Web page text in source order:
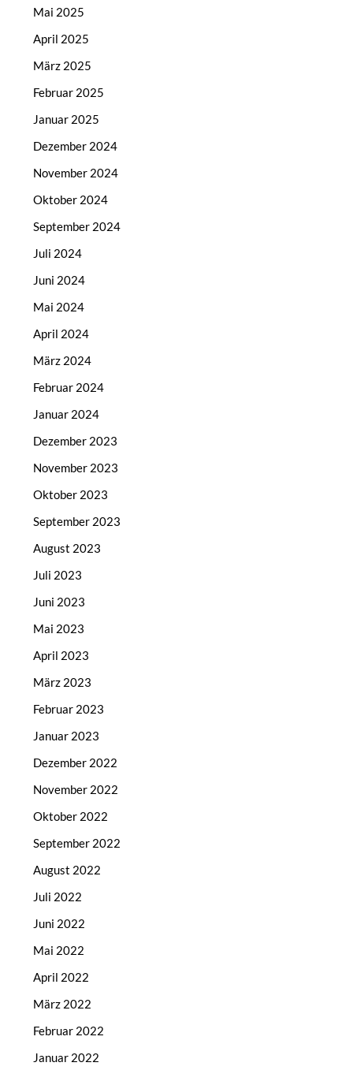
Mai 2025
April 2025
März 2025
Februar 2025
Januar 2025
Dezember 2024
November 2024
Oktober 2024
September 2024
Juli 2024
Juni 2024
Mai 2024
April 2024
März 2024
Februar 2024
Januar 2024
Dezember 2023
November 2023
Oktober 2023
September 2023
August 2023
Juli 2023
Juni 2023
Mai 2023
April 2023
März 2023
Februar 2023
Januar 2023
Dezember 2022
November 2022
Oktober 2022
September 2022
August 2022
Juli 2022
Juni 2022
Mai 2022
April 2022
März 2022
Februar 2022
Januar 2022